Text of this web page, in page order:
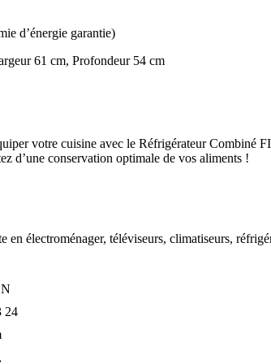
d’énergie garantie)
61 cm, Profondeur 54 cm
votre cuisine avec le Réfrigérateur
d’une conservation optimale de vos aliments !
en électroménager, téléviseurs, climatiseurs,
24